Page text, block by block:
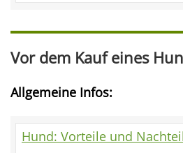
Vor dem Kauf eines
Allgemeine Infos:
Hund: Vorteile und